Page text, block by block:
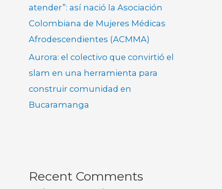
atender”: así nació la Asociación
Colombiana de Mujeres Médicas
Afrodescendientes (ACMMA)
Aurora: el colectivo que convirtió el
slam en una herramienta para
construir comunidad en
Bucaramanga
Recent Comments